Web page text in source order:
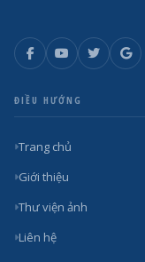
ĐIỀU HƯỚNG
Trang chủ
Giới thiệu
Thư viện ảnh
Liên hệ